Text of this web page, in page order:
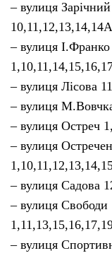
– вулиця Зарічний
– вулиця І.Франко
– вулиця Лісова
– вулиця
– вулиця Остреч
– вулиця
– вулиця Садова
– вулиця Свободи
– вулиця